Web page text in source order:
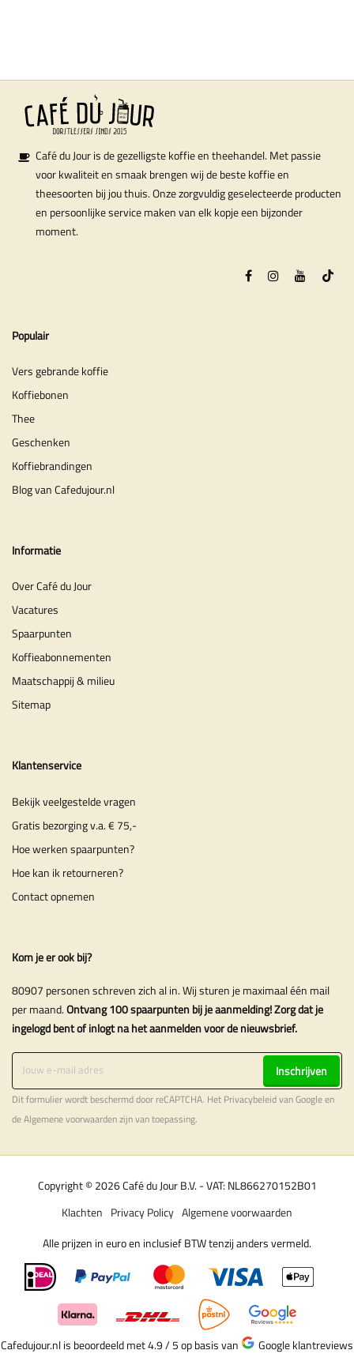
Café du Jour is de gezelligste koffie en theehandel. Met passie
voor kwaliteit en smaak brengen wij de beste koffie en
theesoorten bij jou thuis. Onze zorgvuldig geselecteerde producten
en persoonlijke service maken van elk kopje een bijzonder
moment.
Populair
Vers gebrande koffie
Koffiebonen
Thee
Geschenken
Koffiebrandingen
Blog van Cafedujour.nl
Informatie
Over Café du Jour
Vacatures
Spaarpunten
Koffieabonnementen
Maatschappij & milieu
Sitemap
Klantenservice
Bekijk veelgestelde vragen
Gratis bezorging v.a. € 75,-
Hoe werken spaarpunten?
Hoe kan ik retourneren?
Contact opnemen
Kom je er ook bij?
80907 personen schreven zich al in. Wij sturen je maximaal één mail
per maand.Ontvang 100 spaarpunten bij je aanmelding! Zorg dat je
ingelogd bent of inlogt na het aanmelden voor de nieuwsbrief.
Inschrijven
Dit formulier wordt beschermd door reCAPTCHA. Het Privacybeleidvan Google en
deAlgemene voorwaardenzijn van toepassing.
Copyright © 2026 Café du Jour B.V. - VAT: NL866270152B01
Algemene voorwaarden
Privacy Policy
Klachten
Alle prijzen in euro en inclusief BTW tenzij anders vermeld.
Cafedujour.nl is beoordeeld met 4.9 / 5op basis van Google klantreviews